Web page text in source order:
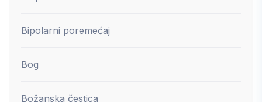
Bipolarni poremećaj
Bog
Božanska čestica